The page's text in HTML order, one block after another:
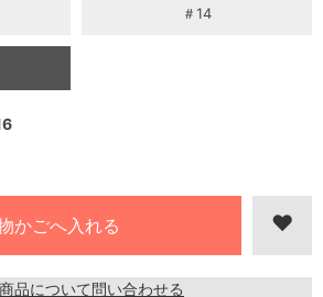
＃14
品について問い合わせる